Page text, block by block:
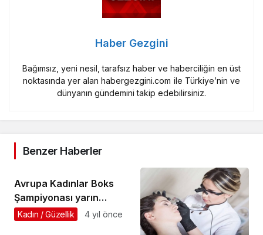
Haber Gezgini
Bağımsız, yeni nesil, tarafsız haber ve haberciliğin en üst
noktasında yer alan habergezgini.com ile Türkiye’nin ve
dünyanın gündemini takip edebilirsiniz.
Benzer Haberler
Avrupa Kadınlar Boks
Şampiyonası yarın
başlıyor
Kadın / Güzellik 4 yıl önce